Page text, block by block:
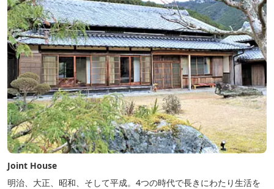
Joint House
明治、大正、昭和、そして平成。4つの時代で長きにわたり生活を